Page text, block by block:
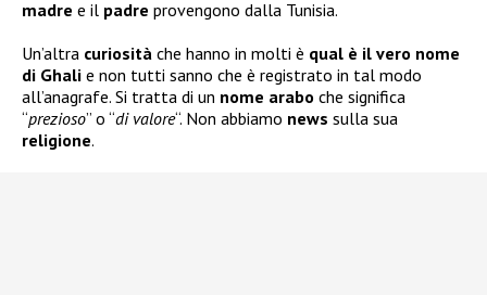
madre e il padre provengono dalla Tunisia.
Un’altra curiosità che hanno in molti è qual è il vero nome
di Ghali e non tutti sanno che è registrato in tal modo
all’anagrafe. Si tratta di un nome arabo che significa
“prezioso” o “di valore“. Non abbiamo news sulla sua
religione.